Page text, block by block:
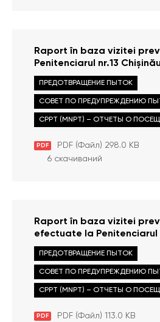
Raport în baza vizitei
Penitenciarul nr.13
februarie 2013
PDF PDF (Файл) 298.0 KB
ПРЕДОТВРАЩЕНИЕ ПЫТОК
СОВЕТ ПО ПРЕДУПРЕЖДЕНИЮ
CPPT (MNPT) – ОТЧЕТЫ О
6 скачиваний
Raport în baza vizitei
efectuate la Penitenciarul
ianuarie 2013
PDF PDF (Файл) 113.0 KB
ПРЕДОТВРАЩЕНИЕ ПЫТОК
СОВЕТ ПО ПРЕДУПРЕЖДЕНИЮ
CPPT (MNPT) – ОТЧЕТЫ О